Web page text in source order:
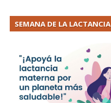
SEMANA DE LA LACTANCIA